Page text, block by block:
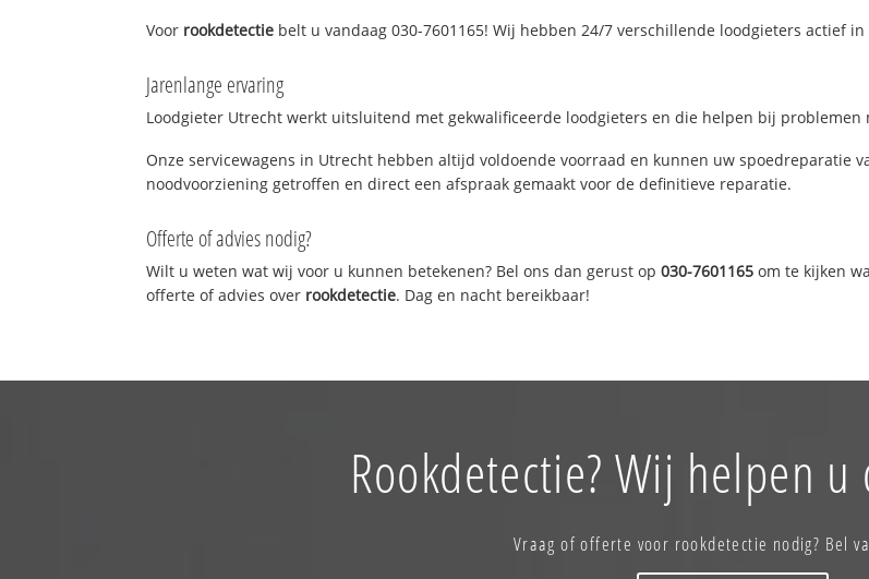
Voor rookdetectie belt u vandaag 030-7601165! Wij hebben 24/7 verschillende loodgieters actief
Jarenlange ervaring
Loodgieter Utrecht werkt uitsluitend met gekwalificeerde loodgieters en die helpen bij problemen
Onze servicewagens in Utrecht hebben altijd voldoende voorraad en kunnen uw spoedreparatie
noodvoorziening getroffen en direct een afspraak gemaakt voor de definitieve reparatie.
Offerte of advies nodig?
Wilt u weten wat wij voor u kunnen betekenen? Bel ons dan gerust op030-7601165 om te kijken
offerte of advies over rookdetectie. Dag en nacht bereikbaar!
Rookdetectie? Wij helpen
Vraag of offerte voor rookdetectie nodig? Bel